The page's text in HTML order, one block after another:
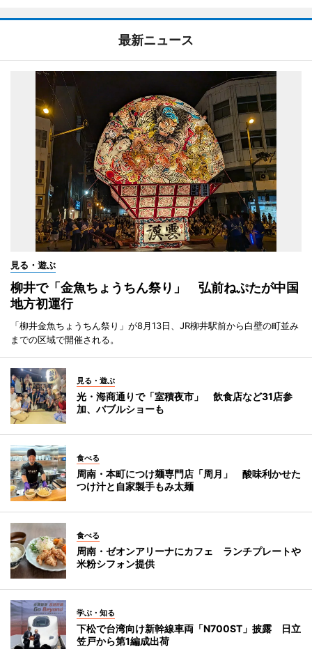
最新ニュース
見る・遊ぶ
柳井で「金魚ちょうちん祭り」 弘前ねぷたが中国
地方初運行
「柳井金魚ちょうちん祭り」が8月13日、JR柳井駅前から白壁の町並み
までの区域で開催される。
見る・遊ぶ
光・海商通りで「室積夜市」 飲食店など31店参
加、バブルショーも
食べる
周南・本町につけ麺専門店「周月」 酸味利かせた
つけ汁と自家製手もみ太麺
食べる
周南・ゼオンアリーナにカフェ ランチプレートや
米粉シフォン提供
学ぶ・知る
下松で台湾向け新幹線車両「N700ST」披露 日立
笠戸から第1編成出荷